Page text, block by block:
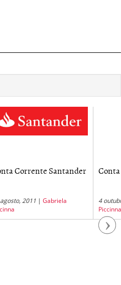
Conta Jovem BRB
4 outubro, 2011|
Next